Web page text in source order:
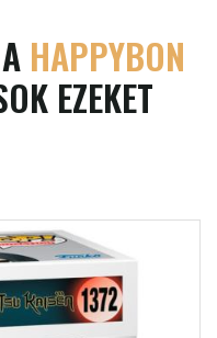
HAPPYBON
EZEKET